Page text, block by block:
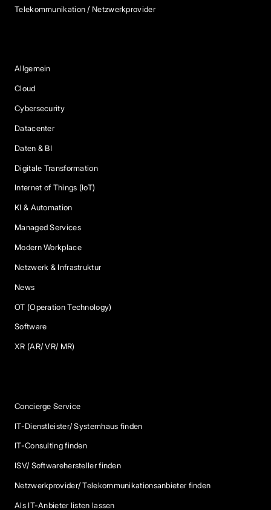
Telekommunikation / Netzwerkprovider
Allgemein
Cloud
Cybersecurity
Datacenter
Daten & BI
Digitale Transformation
Internet of Things (IoT)
KI & Automation
Managed Services
Modern Workplace
Netzwerk & Infrastruktur
News
OT (Operation Technology)
Software
XR (AR/ VR/ MR)
Concierge Service
IT-Dienstleister/ Systemhaus finden
IT-Consulting finden
ISV/ Softwarehersteller finden
Netzwerkprovider/ Telekommunikationsanbieter finden
Als IT-Anbieter listen lassen